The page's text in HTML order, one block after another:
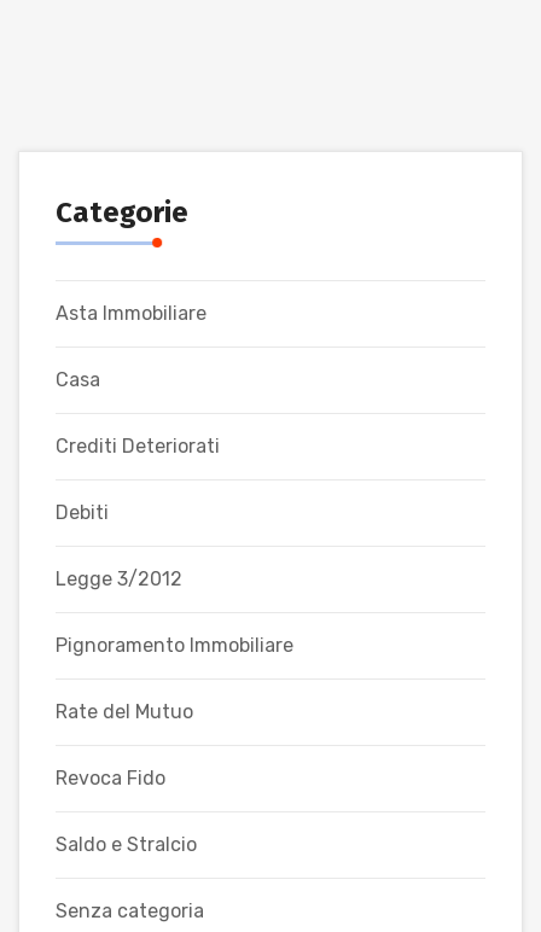
Categorie
Asta Immobiliare
Casa
Crediti Deteriorati
Debiti
Legge 3/2012
Pignoramento Immobiliare
Rate del Mutuo
Revoca Fido
Saldo e Stralcio
Senza categoria